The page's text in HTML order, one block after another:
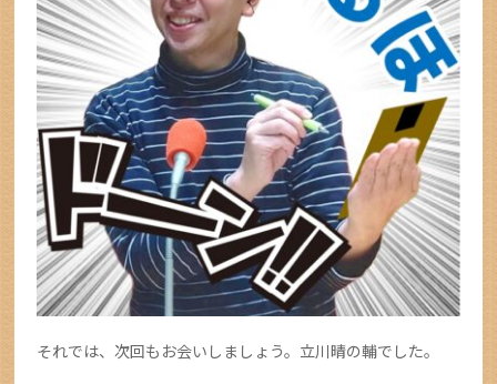
それでは、次回もお会いしましょう。立川晴の輔でした。